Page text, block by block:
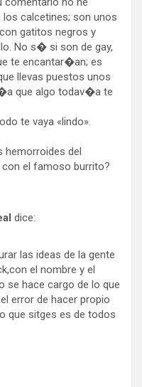
calcetines; son unos
gatitos negros y
No s� si son de gay,
te encantar�an; es
llevas puestos unos
que algo todav�a te
te vaya «lindo».
hemorroides del
el famoso burrito?
dice:
las ideas de la gente
el nombre y el
se hace cargo de lo que
error de hacer propio
que sitges es de todos